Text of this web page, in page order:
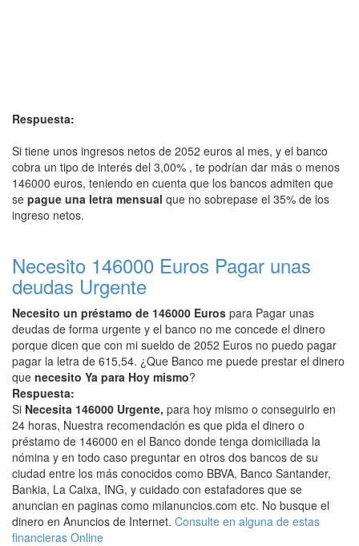
Respuesta:
Si tiene unos ingresos netos de 2052 euros al mes, y el banco
cobra un tipo de interés del 3,00% , te podrían dar más o menos
146000 euros, teniendo en cuenta que los bancos admiten que
se pague una letra mensual que no sobrepase el 35% de los
ingreso netos.
Necesito 146000 Euros Pagar unas
deudas Urgente
Necesito un préstamo de 146000 Euros para Pagar unas
deudas de forma urgente y el banco no me concede el dinero
porque dicen que con mi sueldo de 2052 Euros no puedo pagar
pagar la letra de 615,54. ¿Que Banco me puede prestar el dinero
que necesito Ya para Hoy mismo?
Respuesta:
Si Necesita 146000 Urgente, para hoy mismo o conseguirlo en
24 horas, Nuestra recomendación es que pida el dinero o
préstamo de 146000 en el Banco donde tenga domiciliada la
nómina y en todo caso preguntar en otros dos bancos de su
ciudad entre los más conocidos como BBVA, Banco Santander,
Bankia, La Caixa, ING, y cuidado con estafadores que se
anuncian en paginas como milanuncios.com etc. No busque el
dinero en Anuncios de Internet. Consulte en alguna de estas
financieras Online